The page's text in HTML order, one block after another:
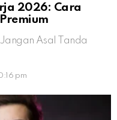
2026: Cara
Asal Tanda
pm